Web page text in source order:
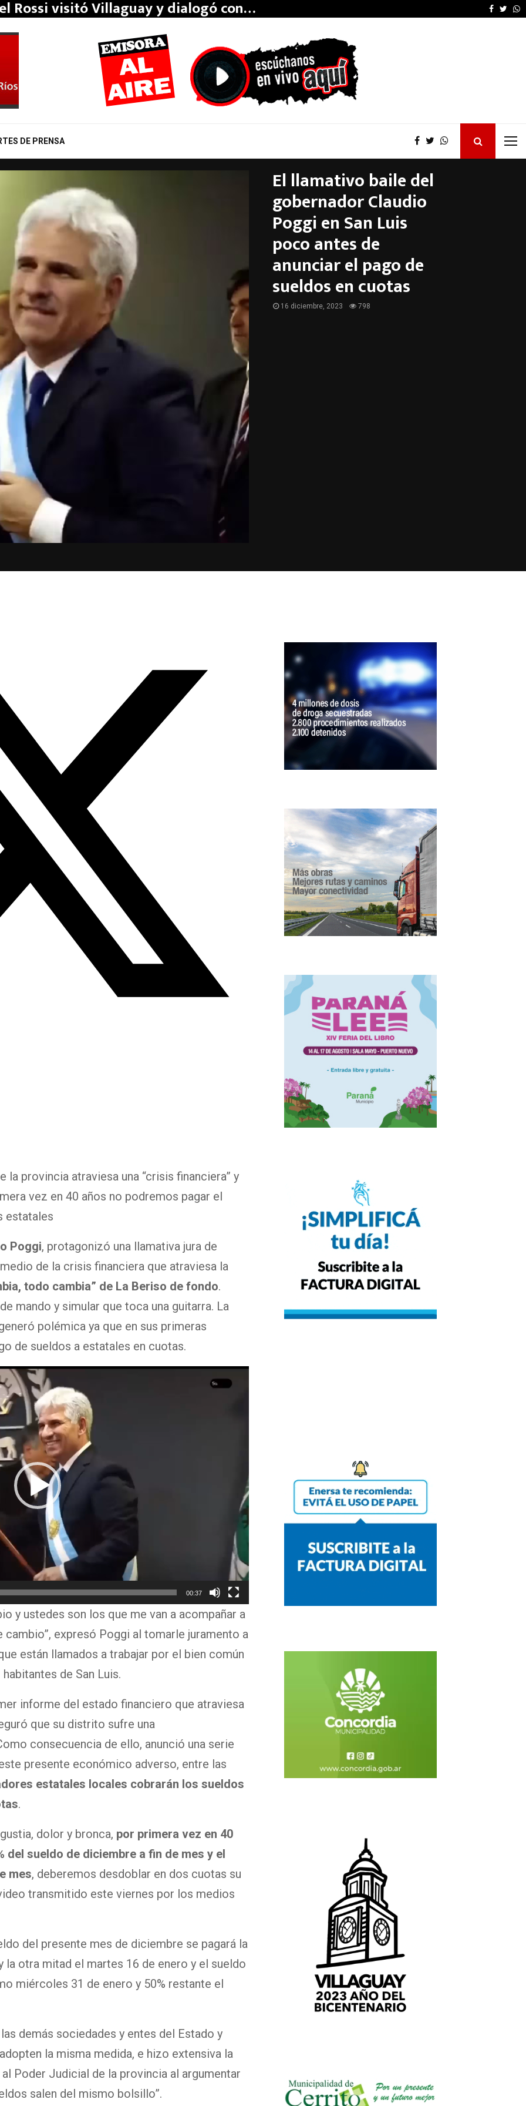
Rossi visitó Villaguay y dialogó con… Kicillof desautorizó
DE PRENSA
El llamativo baile del
gobernador Claudio
Poggi en San Luis
poco antes de
anunciar el pago de
sueldos en cuotas
16 diciembre, 2023 798
provincia atraviesa una “crisis financiera” y
vez en 40 años no podremos pagar el
estatales
Poggi, protagonizó una llamativa jura de
de la crisis financiera que atraviesa la
todo cambia” de La Beriso de fondo.
mando y simular que toca una guitarra. La
polémica ya que en sus primeras
de sueldos a estatales en cuotas.
00:37
y ustedes son los que me van a acompañar a
expresó Poggi al tomarle juramento a
están llamados a trabajar por el bien común
de San Luis.
informe del estado financiero que atraviesa
que su distrito sufre una
consecuencia de ello, anunció una serie
presente económico adverso, entre las
estatales locales cobrarán los sueldos
.
dolor y bronca, por primera vez en 40
del sueldo de diciembre a fin de mes y el
mes, deberemos desdoblar en dos cuotas su
transmitido este viernes por los medios
del presente mes de diciembre se pagará la
otra mitad el martes 16 de enero y el sueldo
miércoles 31 de enero y 50% restante el
demás sociedades y entes del Estado y
la misma medida, e hizo extensiva la
Poder Judicial de la provincia al argumentar
salen del mismo bolsillo”.